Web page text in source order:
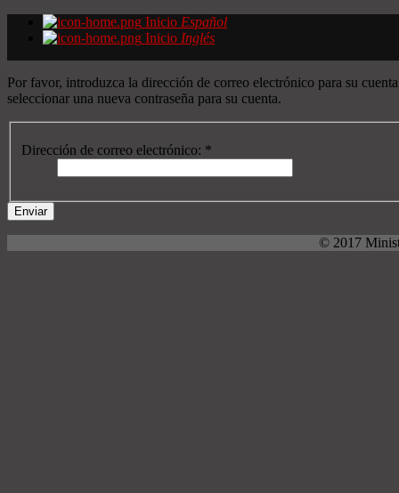
Inicio Español
Inicio Inglés
Por favor, introduzca la dirección de correo electrónico para su
seleccionar una nueva contraseña para su cuenta.
Dirección de correo electrónico: *
Enviar
© 2017